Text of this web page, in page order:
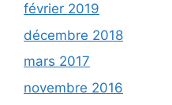
février 2019
décembre 2018
mars 2017
novembre 2016